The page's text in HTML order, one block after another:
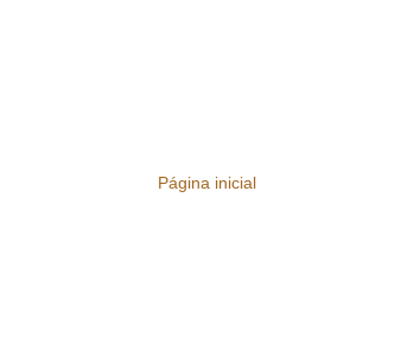
Página inicial